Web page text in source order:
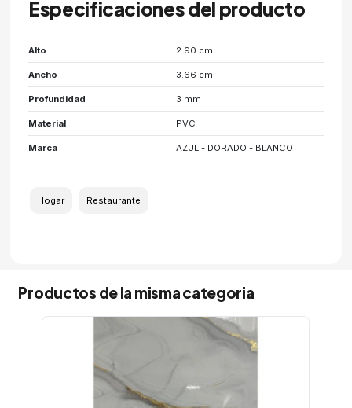
Especificaciones del producto
Alto 2.90 cm
Ancho 3.66 cm
Profundidad 3 mm
Material PVC
Marca AZUL - DORADO - BLANCO
Hogar Restaurante
Productos de la misma categoria